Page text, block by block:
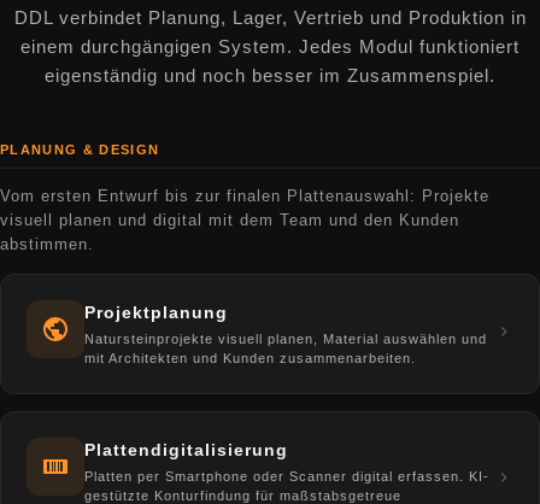
DDL verbindet Planung, Lager, Vertrieb und Produktion in
einem durchgängigen System. Jedes Modul funktioniert
eigenständig und noch besser im Zusammenspiel.
PLANUNG & DESIGN
Vom ersten Entwurf bis zur finalen Plattenauswahl: Projekte
visuell planen und digital mit dem Team und den Kunden
abstimmen.
Projektplanung
Natursteinprojekte visuell planen, Material auswählen und
mit Architekten und Kunden zusammenarbeiten.
Plattendigitalisierung
Platten per Smartphone oder Scanner digital erfassen. KI-
gestützte Konturfindung für maßstabsgetreue